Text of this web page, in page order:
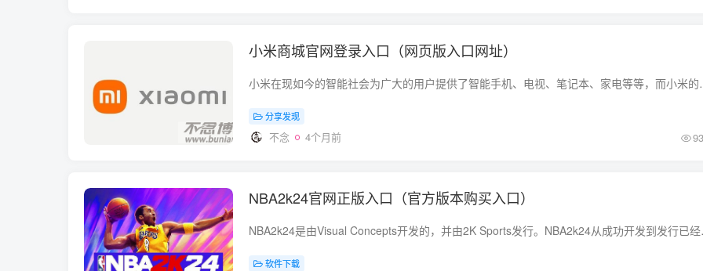
小米商城官网登录入口（网页版入口网址）
小米在现如今的智能社会为广大的用户提
分享发现
不念 4个月前
NBA2k24官网正版入口（官方版本购买入口）
NBA2k24是由Visual
软件下载